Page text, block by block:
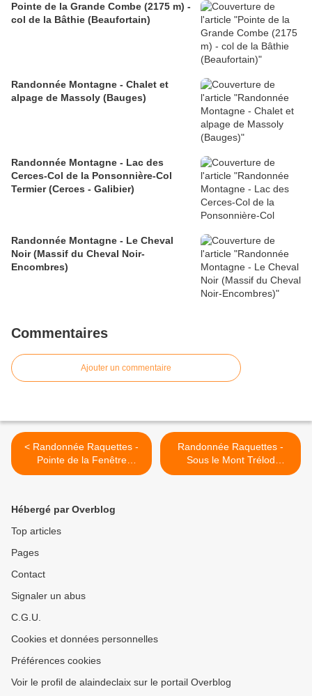
Pointe de la Grande Combe (2175 m) -
col de la Bâthie (Beaufortain)
Randonnée Montagne - Chalet et
alpage de Massoly (Bauges)
Randonnée Montagne - Lac des
Cerces-Col de la Ponsonnière-Col
Termier (Cerces - Galibier)
Randonnée Montagne - Le Cheval
Noir (Massif du Cheval Noir-
Encombres)
Commentaires
Ajouter un commentaire
< Randonnée Raquettes -
Pointe de la Fenêtre
(Encombres)
Randonnée Raquettes -
Sous le Mont Trélod
(Bauges) >
Hébergé par Overblog
Top articles
Pages
Contact
Signaler un abus
C.G.U.
Cookies et données personnelles
Préférences cookies
Voir le profil de alaindeclaix sur le portail Overblog